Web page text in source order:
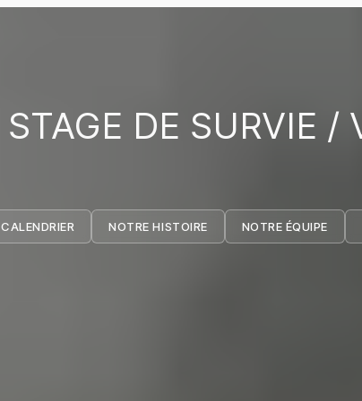
STAGE DE SURVIE /
CALENDRIER NOTRE HISTOIRE NOTRE ÉQUIPE